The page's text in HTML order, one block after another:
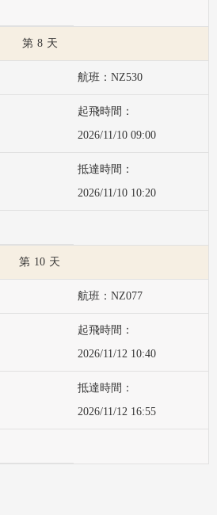
8
NZ530
2026/11/10 09:00
2026/11/10 10:20
10
NZ077
2026/11/12 10:40
2026/11/12 16:55